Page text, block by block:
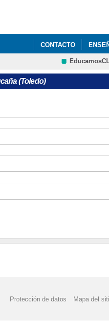
CONTACTO
(Toledo)
aquí
Protección de datos Mapa del